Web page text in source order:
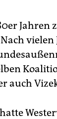
Jahren
auch